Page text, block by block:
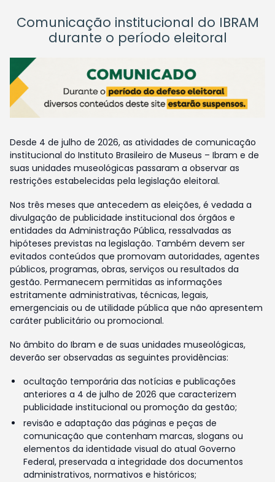
Comunicação institucional do IBRAM
durante o período eleitoral
Desde 4 de julho de 2026, as atividades de comunicação
institucional do Instituto Brasileiro de Museus – Ibram e de
suas unidades museológicas passaram a observar as
restrições estabelecidas pela legislação eleitoral.
Nos três meses que antecedem as eleições, é vedada a
divulgação de publicidade institucional dos órgãos e
entidades da Administração Pública, ressalvadas as
hipóteses previstas na legislação. Também devem ser
evitados conteúdos que promovam autoridades, agentes
públicos, programas, obras, serviços ou resultados da
gestão. Permanecem permitidas as informações
estritamente administrativas, técnicas, legais,
emergenciais ou de utilidade pública que não apresentem
caráter publicitário ou promocional.
No âmbito do Ibram e de suas unidades museológicas,
deverão ser observadas as seguintes providências:
ocultação temporária das notícias e publicações
anteriores a 4 de julho de 2026 que caracterizem
publicidade institucional ou promoção da gestão;
revisão e adaptação das páginas e peças de
comunicação que contenham marcas, slogans ou
elementos da identidade visual do atual Governo
Federal, preservada a integridade dos documentos
administrativos, normativos e históricos;